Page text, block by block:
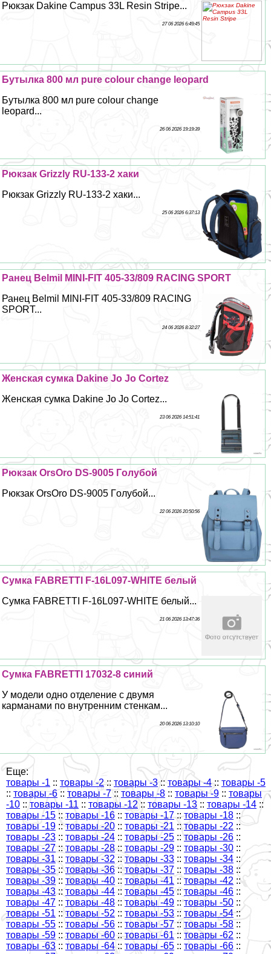
Рюкзак Dakine Campus 33L Resin Stripe...
27 06 2026 6:49:45
Бутылка 800 мл pure colour change leopard
Бутылка 800 мл pure colour change
leopard...
26 06 2026 19:19:39
Рюкзак Grizzly RU-133-2 хаки
Рюкзак Grizzly RU-133-2 хаки...
25 06 2026 6:37:13
Ранец Belmil MINI-FIT 405-33/809 RACING SPORT
Ранец Belmil MINI-FIT 405-33/809 RACING
SPORT...
24 06 2026 8:32:27
Женская сумка Dakine Jo Jo Cortez
Женская сумка Dakine Jo Jo Cortez...
23 06 2026 14:51:41
Рюкзак OrsOro DS-9005 Гoлyбой
Рюкзак OrsOro DS-9005 Гoлyбой...
22 06 2026 20:50:56
Сумка FABRETTI F-16L097-WHITE белый
Сумка FABRETTI F-16L097-WHITE белый...
21 06 2026 13:47:36
Сумка FABRETTI 17032-8 синий
У модели одно отделение с двумя
карманами по внутренним стенкам...
20 06 2026 13:10:10
Еще:
товары -1 :: товары -2 :: товары -3:: товары -4 :: товары -5
:: товары -6 :: товары -7:: товары -8 :: товары -9 :: товары
-10 :: товары -11 :: товары -12 :: товары -13 :: товары -14 ::
товары -15 :: товары -16 :: товары -17 :: товары -18 ::
товары -19 ::товары -20 :: товары -21 :: товары -22 ::
товары -23 :: товары -24 :: товары -25 :: товары -26 ::
товары -27 :: товары -28:: товары -29 :: товары -30 ::
товары -31:: товары -32 ::товары -33 :: товары -34 ::
товары -35 ::товары -36 ::товары -37 :: товары -38 ::
товары -39 :: товары -40 :: товары -41 :: товары -42 ::
товары -43 :: товары -44 :: товары -45 :: товары -46 ::
товары -47 :: товары -48 :: товары -49 ::товары -50 ::
товары -51 :: товары -52 :: товары -53 :: товары -54 ::
товары -55 :: товары -56 :: товары -57 :: товары -58 ::
товары -59 :: товары -60 :: товары -61 :: товары -62 ::
товары -63 :: товары -64 :: товары -65 :: товары -66 ::